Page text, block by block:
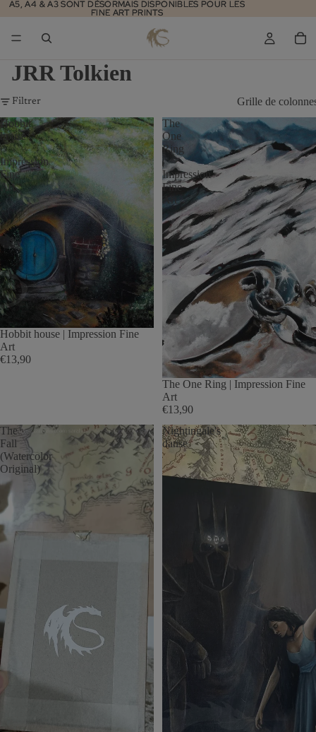
A5, A4 & A3 SONT DÉSORMAIS DISPONIBLES POUR LES
FINE ART PRINTS
A5, A4 & A3 SONT DÉSORMAIS DISPONIBLES POUR LES
FINE ART PRINTS
JRR Tolkien
Filtrer
Grille de
Hobbit
house
|
Impression
Fine
Art
Hobbit house | Impression Fine
Art
€13,90
The
One
Ring
|
Impression
Fine
Art
The One Ring | Impression Fine
Art
€13,90
The
Fall
(Watercolor
Original)
Nightingale's
danse